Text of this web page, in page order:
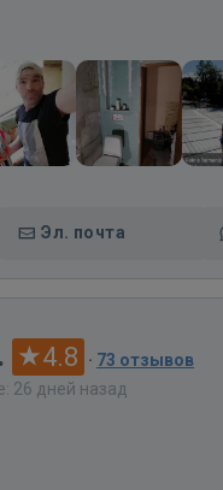
Эл. почта
4.8 · 73 отзывов
26 дней назад